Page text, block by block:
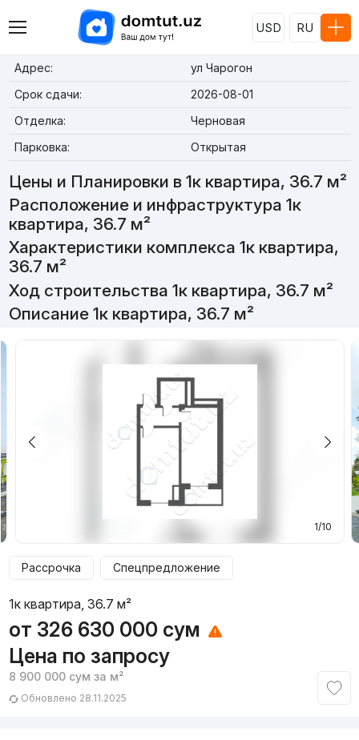
USD RU
Адрес:
ул Чарогон
Срок сдачи:
2026-08-01
Отделка:
Черновая
Парковка:
Открытая
Цены и Планировки в 1к квартира, 36.7 м²
Расположение и инфраструктура 1к
квартира, 36.7 м²
Характеристики комплекса 1к квартира,
36.7 м²
Ход строительства 1к квартира, 36.7 м²
Описание 1к квартира, 36.7 м²
1/10
Рассрочка Спецпредложение
1к квартира, 36.7 м²
от 326 630 000 сум
Цена по запросу
8 900 000 сум за м²
Обновлено 28.11.2025